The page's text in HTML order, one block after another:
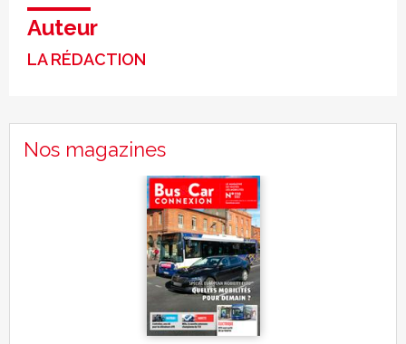
Auteur
LA RÉDACTION
Nos magazines